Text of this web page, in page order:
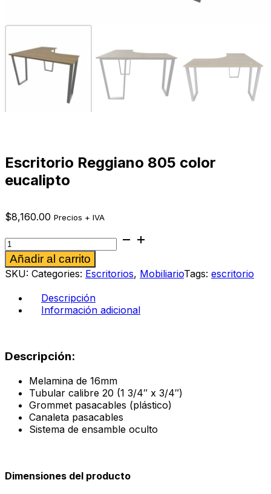
Escritorio Reggiano 805 color
eucalipto
$8,160.00 Precios + IVA
Escritorio
Reggiano
805
color
eucalipto
Añadir al carrito
SKU: Categories: Escritorios, MobiliarioTags: escritorio
Descripción
Información adicional
Descripción:
Melamina de 16mm
Tubular calibre 20 (1 3/4″ x 3/4″)
Grommet pasacables (plástico)
Canaleta pasacables
Sistema de ensamble oculto
Dimensiones del producto